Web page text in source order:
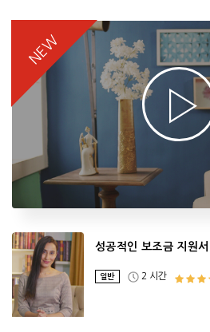
NEW
성공적인 보조금 지원
일반 2 시간